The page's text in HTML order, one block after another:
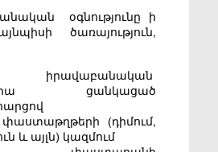
օգնությունը ի
ծառայություն,
ցանկացած
(դիմում,
և այլն) կազմում